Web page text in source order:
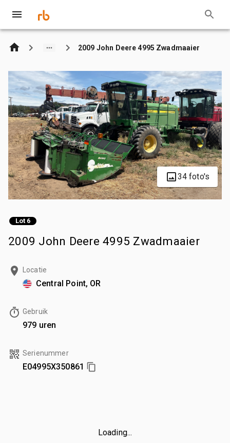
2009 John Deere 4995 Zwadmaaier
34 foto's
Lot 6
2009 John Deere 4995 Zwadmaaier
Locatie
Central Point, OR
Gebruik
979 uren
Serienummer
E04995X350861
Loading...